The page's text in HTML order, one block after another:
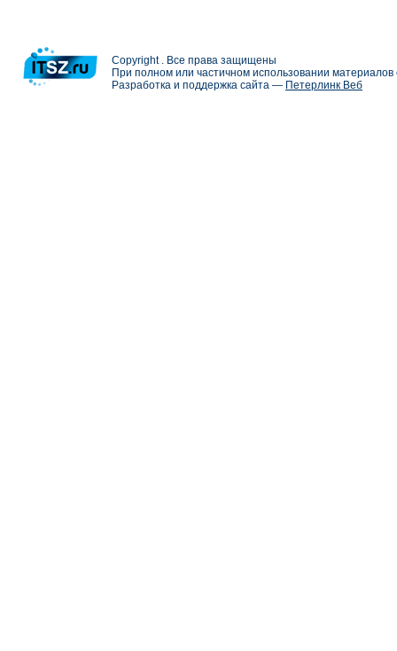
Copyright . Все права защищены
При полном или частичном использовании
Разработка и поддержка сайта — Петерлинк Веб